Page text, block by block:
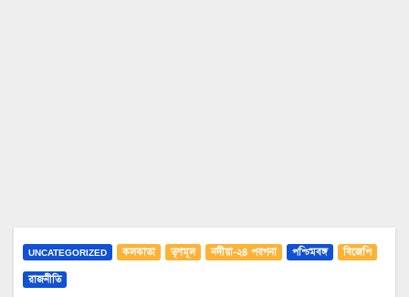
UNCATEGORIZED কলকাতা তৃণমূল নদীয়া-২৪ পরগনা পশ্চিমবঙ্গ
বিজেপি
রাজনীতি